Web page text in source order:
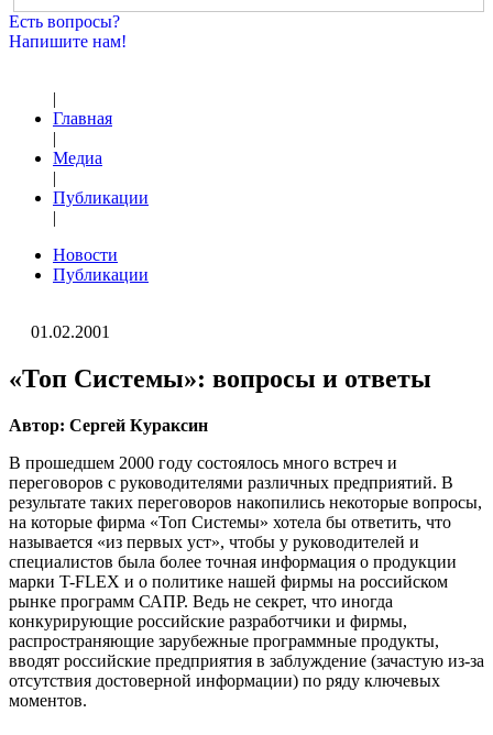
Есть вопросы?
Напишите нам!
|
Главная
|
Медиа
|
Публикации
|
Новости
Публикации
01.02.2001
«Топ Системы»: вопросы и ответы
Автор: Сергей Кураксин
В прошедшем 2000 году состоялось много встреч и
переговоров с руководителями различных предприятий. В
результате таких переговоров накопились некоторые вопросы,
на которые фирма «Топ Системы» хотела бы ответить, что
называется «из первых уст», чтобы у руководителей и
специалистов была более точная информация о продукции
марки T-FLEX и о политике нашей фирмы на российском
рынке программ САПР. Ведь не секрет, что иногда
конкурирующие российские разработчики и фирмы,
распространяющие зарубежные программные продукты,
вводят российские предприятия в заблуждение (зачастую из-за
отсутствия достоверной информации) по ряду ключевых
моментов.